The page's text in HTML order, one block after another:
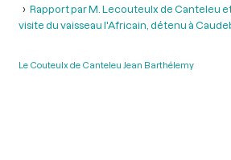
Rapport par M. Lecouteulx de Canteleu
visite du vaisseau l'Africain, détenu à
Le Couteulx de Canteleu Jean Barthélemy